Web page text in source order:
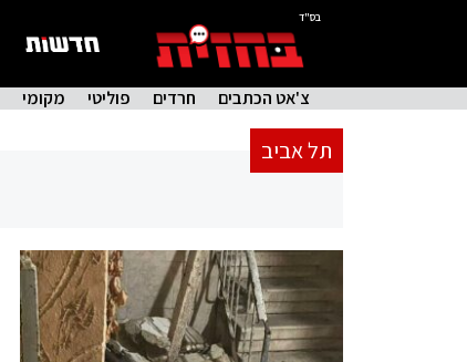
בס"ד
צ'אט הכתבים חרדים פוליטי מקומי
תל אביב